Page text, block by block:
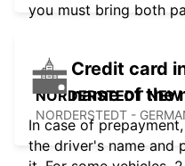
NORDERSTEDT
NORDERSTEDT -
you must bring both
Credit card
name of the
In case of
the driver's name and